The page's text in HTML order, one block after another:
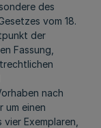
des
vom 18.
der
Fassung,
nach
um einen
Exemplaren,